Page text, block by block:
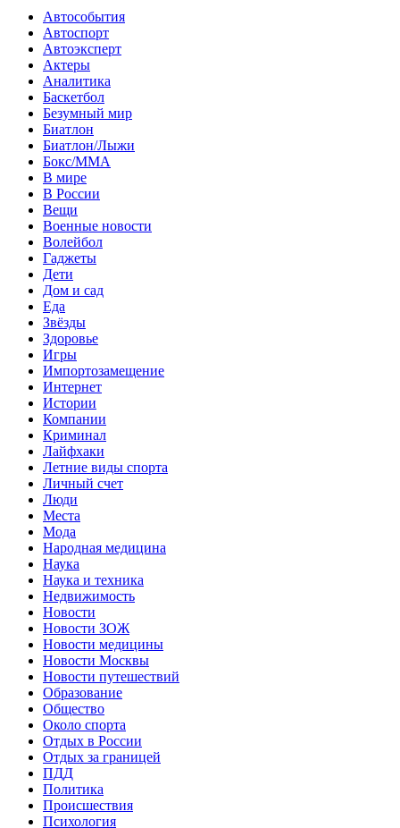
Автособытия
Автоспорт
Автоэксперт
Актеры
Аналитика
Баскетбол
Безумный мир
Биатлон
Биатлон/Лыжи
Бокс/MMA
В мире
В России
Вещи
Военные новости
Волейбол
Гаджеты
Дети
Дом и сад
Еда
Звёзды
Здоровье
Игры
Импортозамещение
Интернет
Истории
Компании
Криминал
Лайфхаки
Летние виды спорта
Личный счет
Люди
Места
Мода
Народная медицина
Наука
Наука и техника
Недвижимость
Новости
Новости ЗОЖ
Новости медицины
Новости Москвы
Новости путешествий
Образование
Общество
Около спорта
Отдых в России
Отдых за границей
ПДД
Политика
Происшествия
Психология